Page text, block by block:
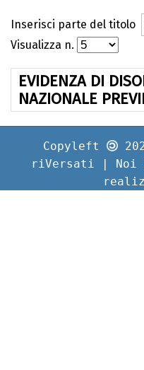
Inserisci parte del titolo
Visualizza n.
EVIDENZA DI
NAZIONALE
Copyleft
riVersati | Noi